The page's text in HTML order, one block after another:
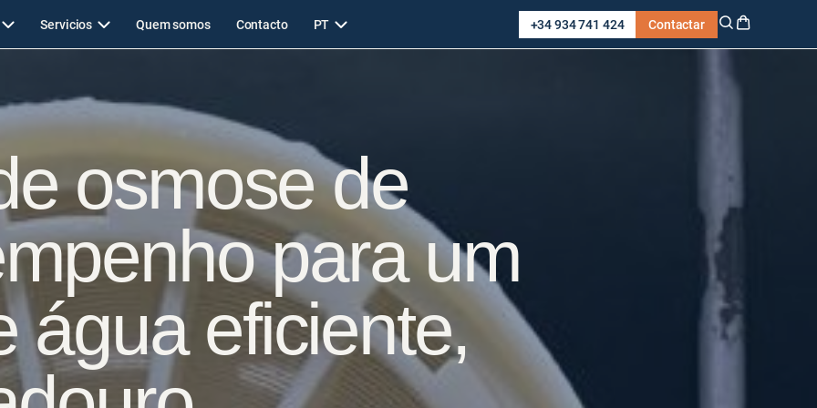
Servicios Quem somos Contacto PT +34 934 741 424 Contactar
osmose de
para um
água eficiente,